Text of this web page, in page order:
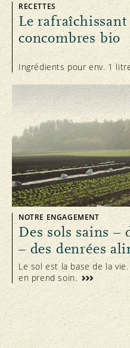
RECETTES
Le rafraîchissant
concombres bio
Ingrédients pour env. 1
NOTRE ENGAGEMENT
Des sols sains –
– des denrées
Le sol est la base de la
en prend soin.